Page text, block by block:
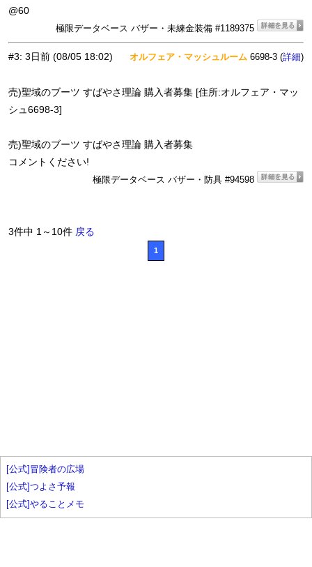
@60
極限データベース バザー・未練金装備 #1189375
#3: 3日前 (08/05 18:02) オルフェア・マッシュルーム 6698-3 (詳細)
売)聖域のブーツ すばやさ理論 購入者募集 [住所:オルフェア・マッ
シュ6698-3]
売)聖域のブーツ すばやさ理論 購入者募集
コメントください!
極限データベース バザー・防具 #94598
3件中 1～10件 戻る
1
[公式]冒険者の広場
[公式]つよさ予報
[公式]やることメモ